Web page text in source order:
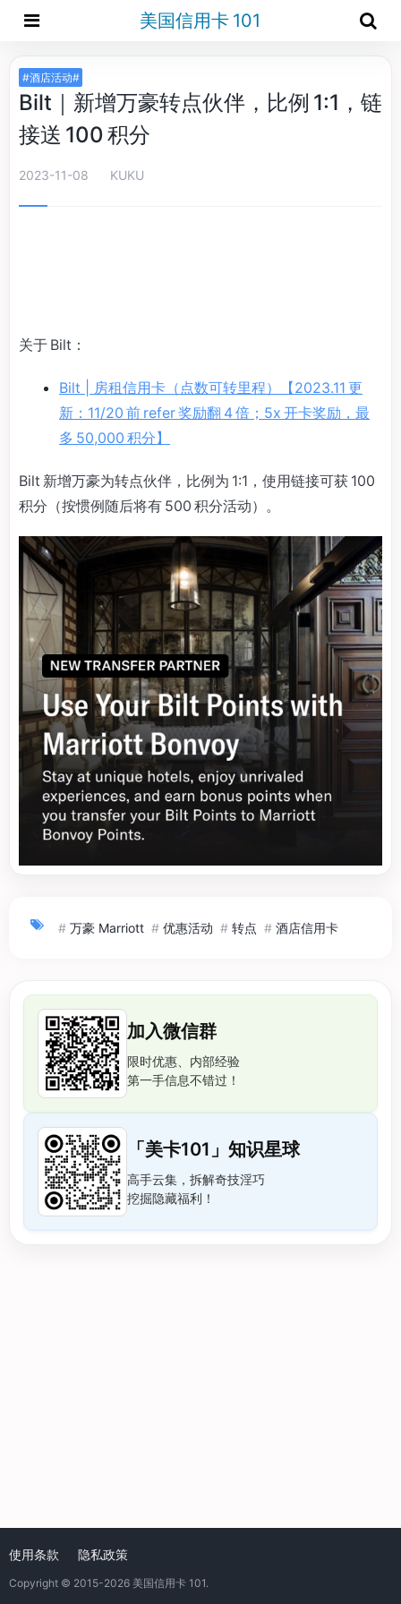
美国信用卡 101
#酒店活动#
Bilt｜新增万豪转点伙伴，比例 1:1，链
接送 100 积分
2023-11-08 KUKU
关于 Bilt：
Bilt | 房租信用卡（点数可转里程）【2023.11 更
新：11/20 前 refer 奖励翻 4 倍；5x 开卡奖励，最
多 50,000 积分】
Bilt 新增万豪为转点伙伴，比例为 1:1，使用链接可获 100
积分（按惯例随后将有 500 积分活动）。
# 万豪 Marriott # 优惠活动 # 转点 # 酒店信用卡
加入微信群
限时优惠、内部经验
第一手信息不错过！
「美卡101」知识星球
高手云集，拆解奇技淫巧
挖掘隐藏福利！
使用条款 隐私政策
Copyright © 2015-2026 美国信用卡 101.